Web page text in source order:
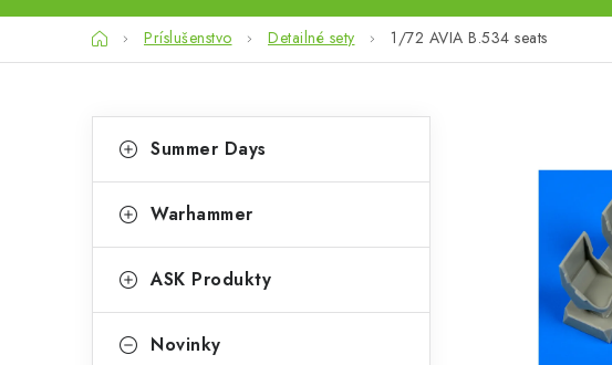
DomovPríslušenstvo Detailné sety 1/72 AVIA B.534 seats
o
n
ý
kategórie
a
e
ó
Summer Days
Warhammer
ASK Produkty
Novinky